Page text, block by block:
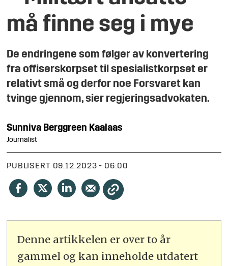
må finne seg i mye
De endringene som følger av konvertering
fra offiserskorpset til spesialistkorpset er
relativt små og derfor noe Forsvaret kan
tvinge gjennom, sier regjeringsadvokaten.
Sunniva Berggreen Kaalaas
Journalist
PUBLISERT 09.12.2023 - 06:00
Denne artikkelen er over to år
gammel og kan inneholde utdatert